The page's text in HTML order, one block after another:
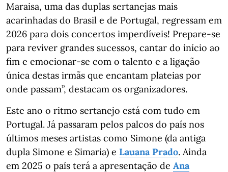
Maraisa, uma das duplas sertanejas mais
acarinhadas do Brasil e de Portugal, regressam em
2026 para dois concertos imperdíveis! Prepare-se
para reviver grandes sucessos, cantar do início ao
fim e emocionar-se com o talento e a ligação
única destas irmãs que encantam plateias por
onde passam”, destacam os organizadores.
Este ano o ritmo sertanejo está com tudo em
Portugal. Já passaram pelos palcos do país nos
últimos meses artistas como Simone (da antiga
dupla Simone e Simaria) e Lauana Prado. Ainda
em 2025 o país terá a apresentação de Ana